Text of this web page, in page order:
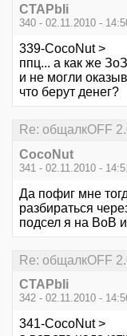
CTAPbIi
340 - 02.11.2010 -
339-CocoNut >
ппц... а как же
и не могли
что берут денег?
Re: общалкOFF
CocoNut
341 - 02.11.2010 -
Да пофиг мне
разбираться
подсел я на ВоВ
Re: общалкOFF
CTAPbIi
342 - 02.11.2010 -
341-CocoNut >